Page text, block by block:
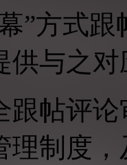
幕”方式
供与之
跟帖评
理制度